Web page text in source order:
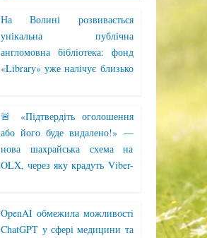
На Волині розвивається
унікальна публічна
англомовна бібліотека: фонд
«Library» уже налічує близько
🚨 «Підтвердіть оголошення
або його буде видалено!» —
нова шахрайська схема на
OLX, через яку крадуть Viber-
OpenAI обмежила можливості
ChatGPT у сфері медицини та